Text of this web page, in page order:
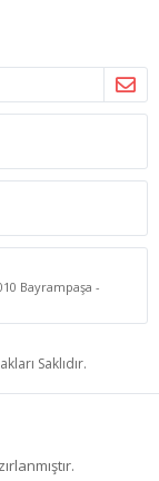
Bayrampaşa -
Saklıdır.